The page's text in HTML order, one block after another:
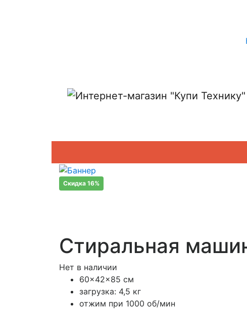
Скидка 16%
Стиральная
Нет в наличии
60x42x85 см
загрузка: 4,5 кг
отжим при 1000 об/мин